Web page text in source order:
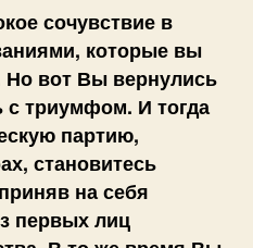
сочувствие в
которые вы
Но вот Вы вернулись
с триумфом. И тогда
партию,
становитесь
на себя
первых лиц